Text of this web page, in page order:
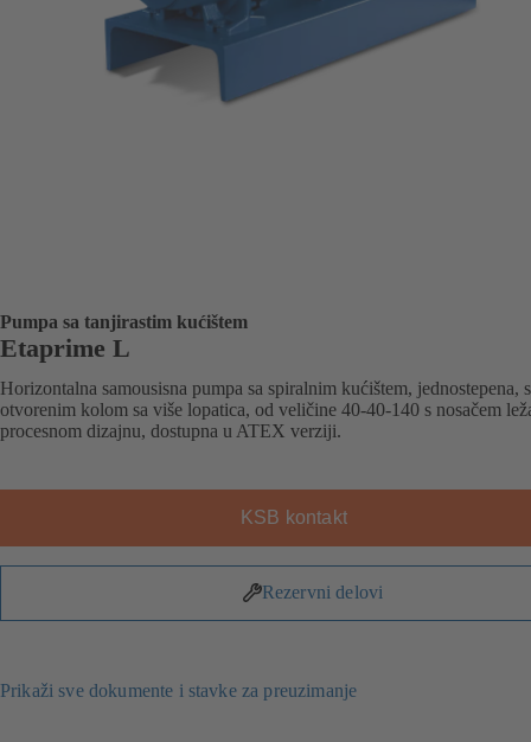
Pumpa sa tanjirastim kućištem
Etaprime L
Horizontalna samousisna pumpa sa spiralnim kućištem, jednostepena, s
otvorenim kolom sa više lopatica, od veličine 40-40-140 s nosačem
procesnom dizajnu, dostupna u ATEX verziji.
KSB kontakt
Rezervni delovi
Prikaži sve dokumente i stavke za preuzimanje